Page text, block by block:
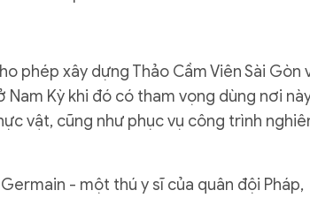
phép xây dựng Thảo Cầm Viên Sài Gòn
Nam Kỳ khi đó có tham vọng dùng nơi
vật, cũng như phục vụ công trình
- một thú y sĩ của quân đội Pháp,